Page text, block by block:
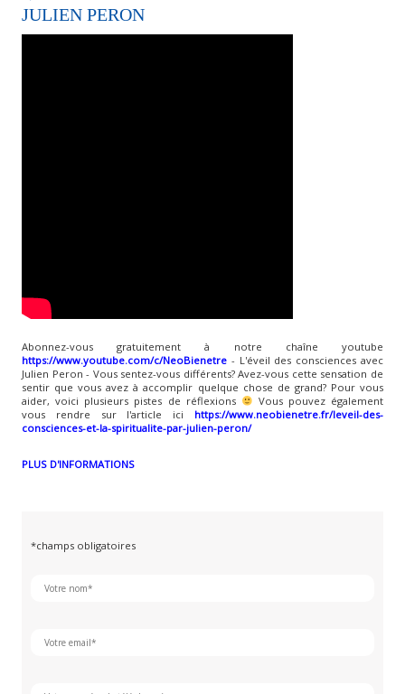
JULIEN PERON
Abonnez-vous gratuitement à notre chaîne youtube
https://www.youtube.com/c/NeoBienetre- L'éveil des consciences avec
Julien Peron​ - Vous sentez-vous différents? Avez-vous cette sensation de
sentir que vous avez à accomplir quelque chose de grand? Pour vous
aider, voici plusieurs pistes de réflexions
Vous pouvez également
vous rendre sur l'article ici https://www.neobienetre.fr/leveil-des-
consciences-et-la-spiritualite-par-julien-peron/
PLUS D'INFORMATIONS
*champs obligatoires